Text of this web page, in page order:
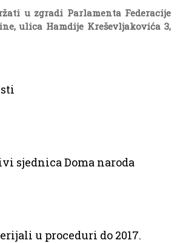
u zgradi Parlamenta Federacije
ulica Hamdije Kreševljakovića 3,
sjednica Doma naroda
u proceduri do 2017.